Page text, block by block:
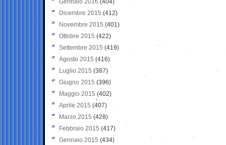
Gennaio 2016 (404)
Dicembre 2015 (412)
Novembre 2015 (401)
Ottobre 2015 (422)
Settembre 2015 (419)
Agosto 2015 (416)
Luglio 2015 (387)
Giugno 2015 (396)
Maggio 2015 (402)
Aprile 2015 (407)
Marzo 2015 (428)
Febbraio 2015 (417)
Gennaio 2015 (434)